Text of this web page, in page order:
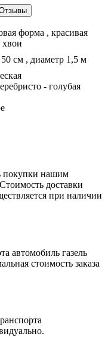
форма , красивая
хвои
см , диаметр 1,5 м
- голубая
покупки нашим
доставки
при наличии
автомобиль газель
стоимость заказа